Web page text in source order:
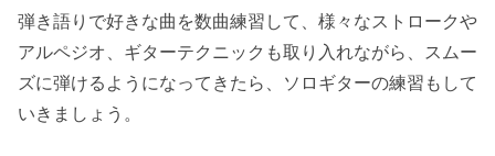
弾き語りで好きな曲を数曲練習して、様々なストロークや
アルペジオ、ギターテクニックも取り入れながら、スムー
ズに弾けるようになってきたら、ソロギターの練習もして
いきましょう。